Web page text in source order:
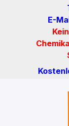
Zum Hauptinhalt
E-